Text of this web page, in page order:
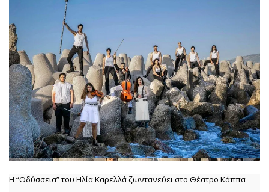
Η “Οδύσσεια” του Ηλία Καρελλά ζωντανεύει στο Θέατρο Κάππα